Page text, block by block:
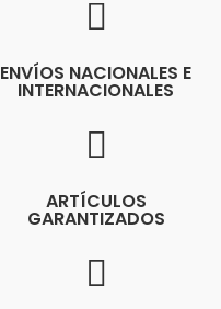
ENVÍOS NACIONALES E
INTERNACIONALES
ARTÍCULOS
GARANTIZADOS